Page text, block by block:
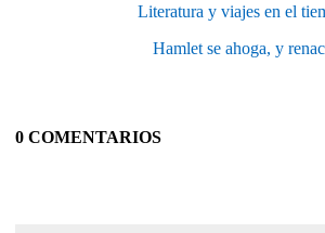
Literatura y viajes en el
Hamlet se ahoga, y
0 COMENTARIOS